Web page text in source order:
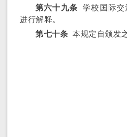
第六十九条学校国际
进行解释。
第七十条 本规定自颁发